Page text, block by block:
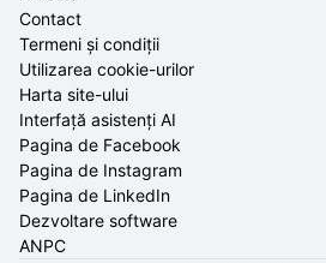
Contact
Termeni și condiții
Utilizarea cookie-urilor
Harta site-ului
Interfață asistenți AI
Pagina de Facebook
Pagina de Instagram
Pagina de LinkedIn
Dezvoltare software
ANPC